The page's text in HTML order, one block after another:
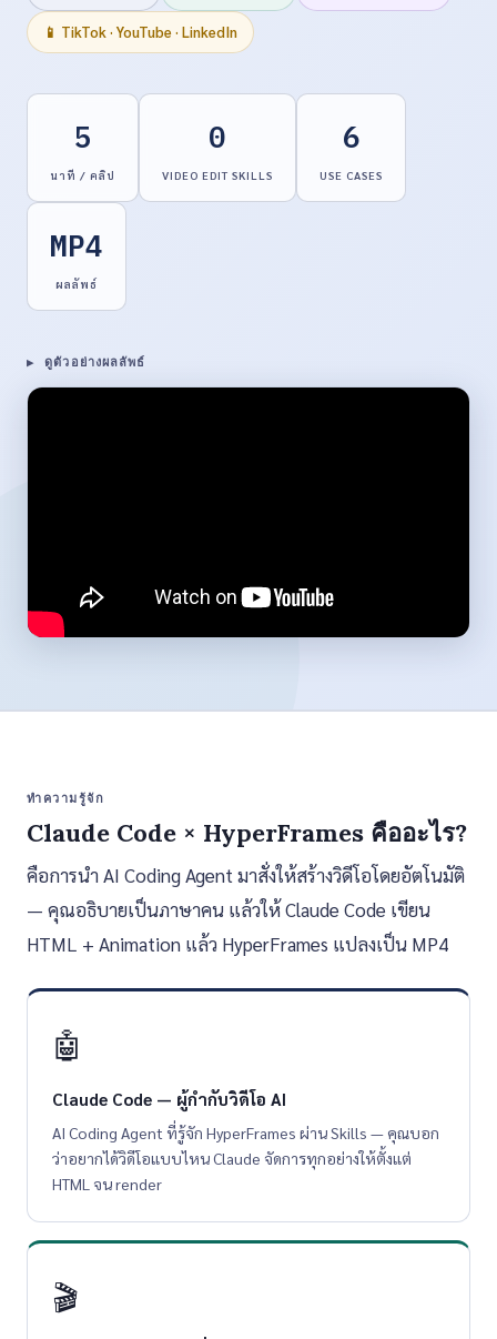
📱 TikTok · YouTube · LinkedIn
5
นาที / คลิป
0
VIDEO EDIT SKILLS
6
USE CASES
MP4
ผลลัพธ์
▶ ดูตัวอย่างผลลัพธ์
ทำความรู้จัก
Claude Code × HyperFrames คืออะไร?
คือการนำ AI Coding Agent มาสั่งให้สร้างวิดีโอโดยอัตโนมัติ
— คุณอธิบายเป็นภาษาคน แล้วให้ Claude Code เขียน
HTML + Animation แล้ว HyperFrames แปลงเป็น MP4
🤖
Claude Code — ผู้กำกับวิดีโอ AI
AI Coding Agent ที่รู้จัก HyperFrames ผ่าน Skills — คุณบอก
ว่าอยากได้วิดีโอแบบไหน Claude จัดการทุกอย่างให้ตั้งแต่
HTML จน render
🎬